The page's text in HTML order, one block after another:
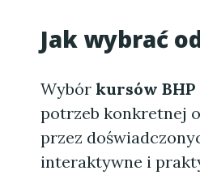
Jak wybrać
Wybór kursów
potrzeb konkretnej
przez
interaktywne i